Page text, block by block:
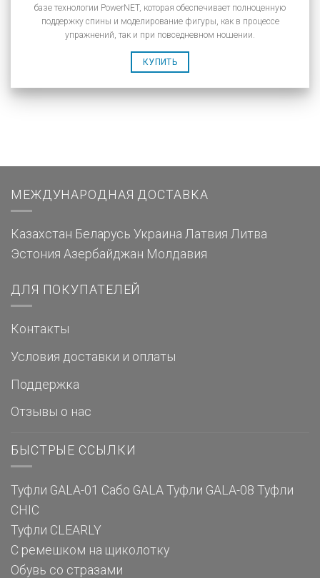
базе технологии PowerNET, которая обеспечивает полноценную
поддержку спины и моделирование фигуры, как в процессе
упражнений, так и при повседневном ношении.
КУПИТЬ
МЕЖДУНАРОДНАЯ ДОСТАВКА
Казахстан Беларусь Украина Латвия Литва
Эстония Азербайджан Молдавия
ДЛЯ ПОКУПАТЕЛЕЙ
Контакты
Условия доставки и оплаты
Поддержка
Отзывы о нас
БЫСТРЫЕ ССЫЛКИ
Туфли GALA-01 Сабо GALA Туфли GALA-08 Туфли
CHIC
Туфли CLEARLY
С ремешком на щиколотку
Обувь со стразами